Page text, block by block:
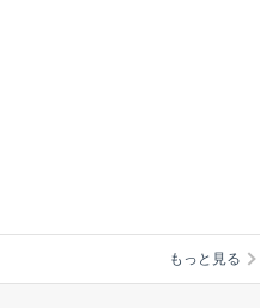
もっと見る